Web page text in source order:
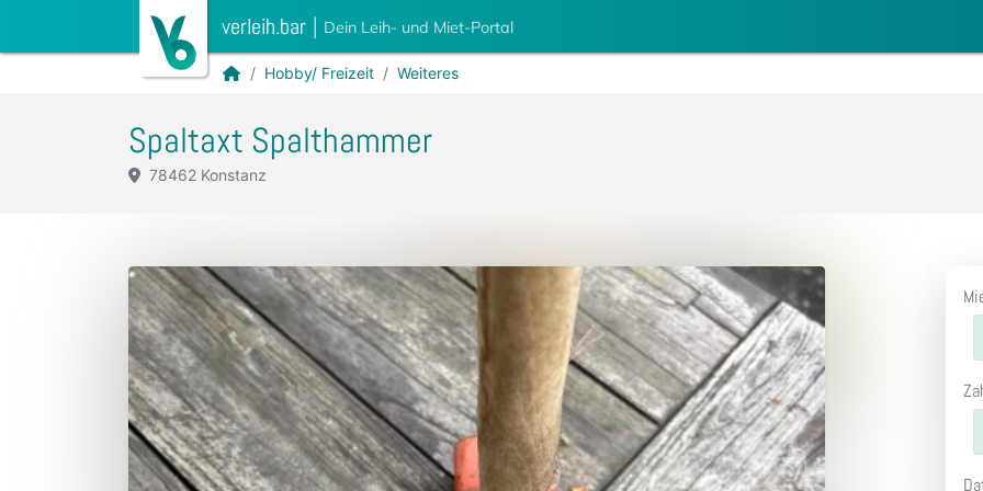
verleih.bar | Dein Leih- und Miet-Portal
Hobby/ Freizeit Weiteres
Spaltaxt Spalthammer
78462 Konstanz